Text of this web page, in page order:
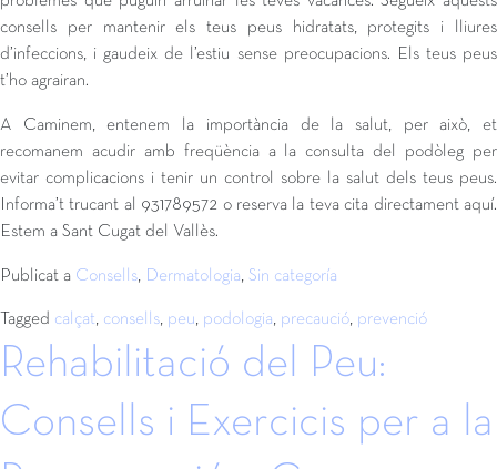
consells per mantenir els teus peus hidratats, protegits i lliures
d’infeccions, i gaudeix de l’estiu sense preocupacions. Els teus peus
t’ho agrairan.
A Caminem, entenem la importància de la salut, per això, et
recomanem acudir amb freqüència a la consulta del podòleg per
evitar complicacions i tenir un control sobre la salut dels teus peus.
Informa’t trucant al 931789572 o reserva la teva cita directament aquí.
Estem a Sant Cugat del Vallès.
Publicat a Consells, Dermatologia, Sin categoría
Tagged calçat, consells, peu, podologia, precaució, prevenció
Rehabilitació del Peu:
Consells i Exercicis per a la